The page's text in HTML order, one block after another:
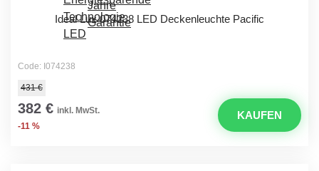
Ideal Lux 074238 LED Deckenleuchte Pacific
Code: I074238
431 €
382 € inkl. MwSt.
-11 %
KAUFEN